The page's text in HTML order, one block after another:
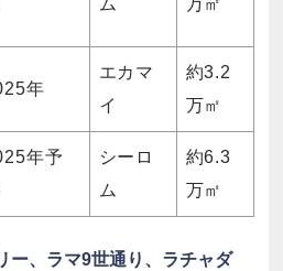
ム
万㎡
年
エカマ
イ
約3.2
万㎡
年予
シーロ
ム
約6.3
万㎡
ー、ラマ9世通り、ラチャダ